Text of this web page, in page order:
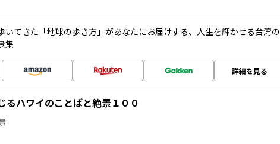
いてきた「地球の歩き方」があなたにお届けする、人生を輝かせる台湾の
集
詳細を見る
るハワイのことばと絶景１００